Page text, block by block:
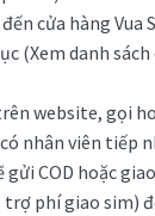
cửa hàng Vua
(Xem danh sách
website, gọi
có nhân viên tiếp
gửi COD hoặc
phí giao sim)